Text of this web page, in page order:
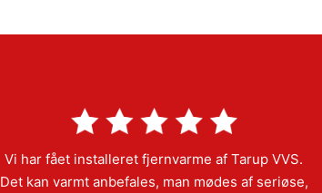
Vi har fået installeret fjernvarme af Tarup VVS.
Det kan varmt anbefales, man mødes af seriøse,